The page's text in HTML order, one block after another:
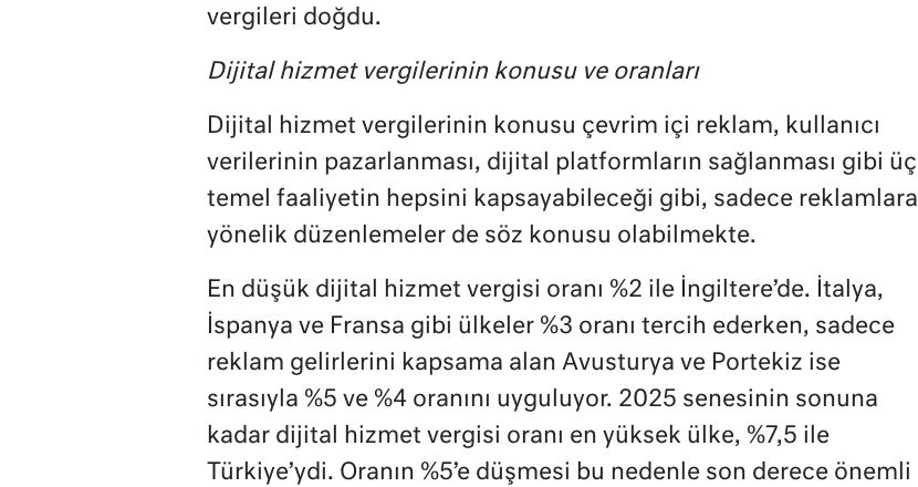
vergileri doğdu.
Dijital hizmet vergilerinin konusu ve oranları
Dijital hizmet vergilerinin konusu çevrim içi reklam, kullanıcı
verilerinin pazarlanması, dijital platformların sağlanması gibi üç
temel faaliyetin hepsini kapsayabileceği gibi, sadece reklamlara
yönelik düzenlemeler de söz konusu olabilmekte.
En düşük dijital hizmet vergisi oranı %2 ile İngiltere’de. İtalya,
İspanya ve Fransa gibi ülkeler %3 oranı tercih ederken, sadece
reklam gelirlerini kapsama alan Avusturya ve Portekiz ise
sırasıyla %5 ve %4 oranını uyguluyor. 2025 senesinin sonuna
kadar dijital hizmet vergisi oranı en yüksek ülke, %7,5 ile
Türkiye’ydi. Oranın %5’e düşmesi bu nedenle son derece önemli